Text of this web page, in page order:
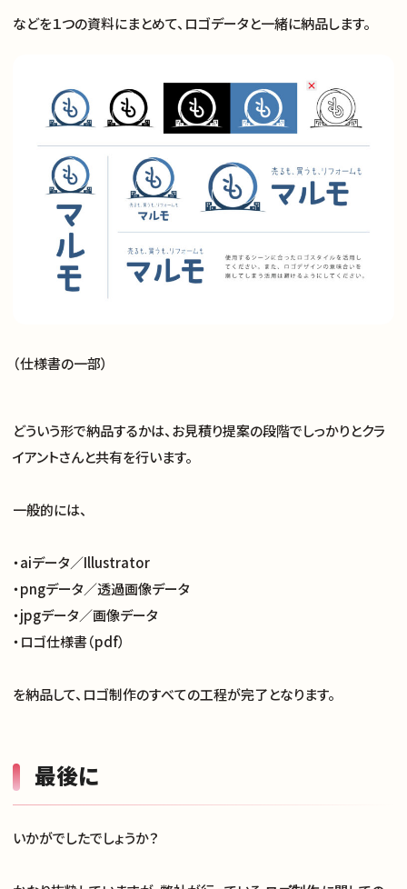
などを１つの資料にまとめて、ロゴデータと一緒に納品します。
（仕様書の一部）
どういう形で納品するかは、お見積り提案の段階でしっかりとクラ
イアントさんと共有を行います。
一般的には、
・aiデータ／Illustrator
・pngデータ／透過画像データ
・jpgデータ／画像データ
・ロゴ仕様書（pdf）
を納品して、ロゴ制作のすべての工程が完了となります。
最後に
いかがでしたでしょうか？